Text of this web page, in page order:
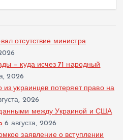
отсутствие министра
— куда исчез 71 народный
2026
украинцев потеряет право на
2026
между Украиной и США
6 августа, 2026
заявление о вступлении